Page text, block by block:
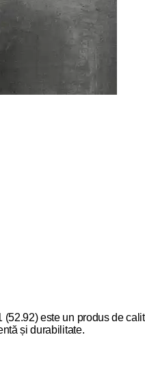
este un produs de
și durabilitate.